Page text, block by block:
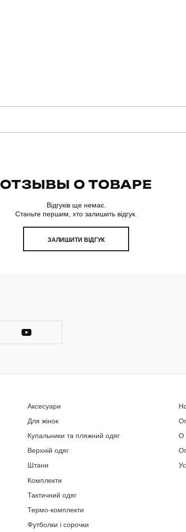
домашній одяг Сезон
ОТЗЫВЫ О ТОВАРЕ
Відгуків ще немає.
Станьте першим, хто залишить відгук.
ЗАЛИШИТИ ВІДГУК
Аксесуари
Для жінок
Купальники та пляжний одяг
Верхній одяг
Штани
Комплекти
Тактичний одяг
Термо-комплекти
Футболки і сорочки
О